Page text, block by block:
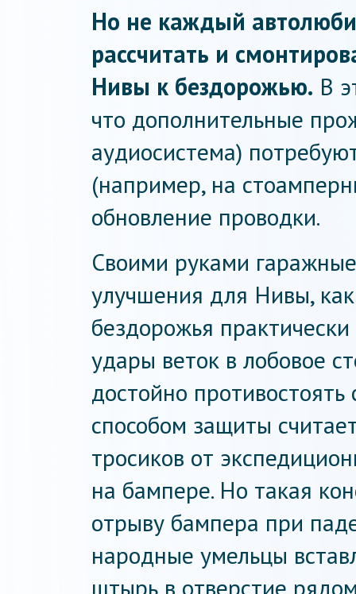
Но не каждый
рассчитать и
Нивы к бездорожью. В
что дополнительные
аудиосистема)
(например, на
обновление проводки.
Своими руками
улучшения для Нивы,
бездорожья
удары веток в лобовое
достойно
способом защиты
тросиков от
на бампере. Но такая
отрыву бампера при
народные умельцы
штырь в отверстие